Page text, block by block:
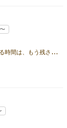
【
推理 × 脱出 × カルタ】 確かめる時間は、もう残されていない ー